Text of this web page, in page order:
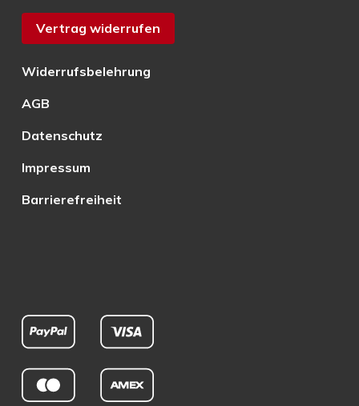
Vertrag widerrufen
Widerrufsbelehrung
AGB
Datenschutz
Impressum
Barrierefreiheit